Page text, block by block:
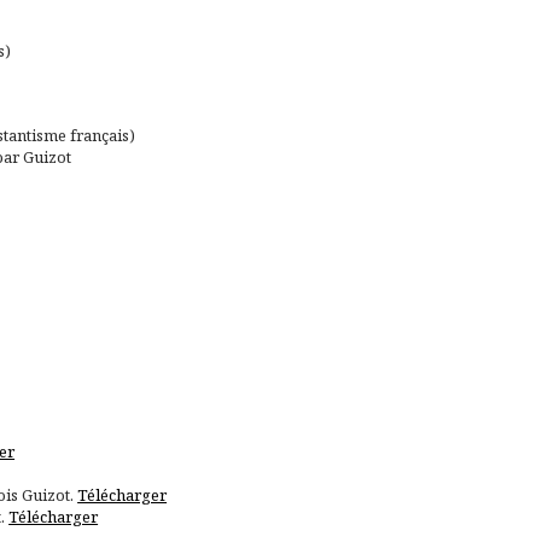
français)
Guizot
Guizot.Télécharger
Télécharger